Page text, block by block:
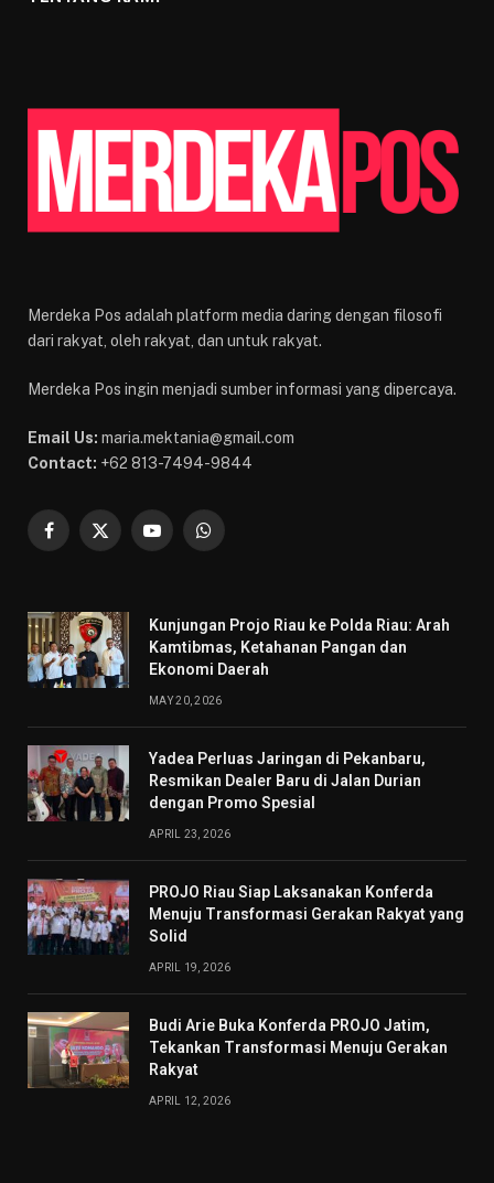
Merdeka Pos adalah platform media daring dengan filosofi
dari rakyat, oleh rakyat, dan untuk rakyat.
Merdeka Pos ingin menjadi sumber informasi yang dipercaya.
Email Us: maria.mektania@gmail.com
Contact: +62 813-7494-9844
Facebook
X
YouTubeWhatsApp
Kunjungan Projo Riau ke Polda Riau: Arah
Kamtibmas, Ketahanan Pangan dan
Ekonomi Daerah
MAY 20, 2026
Yadea Perluas Jaringan di Pekanbaru,
Resmikan Dealer Baru di Jalan Durian
dengan Promo Spesial
APRIL 23, 2026
PROJO Riau Siap Laksanakan Konferda
Menuju Transformasi Gerakan Rakyat yang
Solid
APRIL 19, 2026
Budi Arie Buka Konferda PROJO Jatim,
Tekankan Transformasi Menuju Gerakan
Rakyat
APRIL 12, 2026